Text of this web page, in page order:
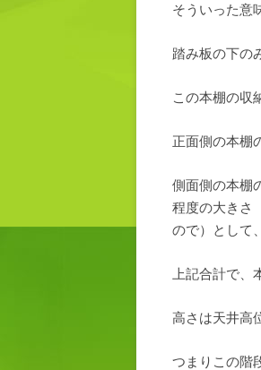
そういった意
踏み板の下の
この本棚の収
正面側の本棚
側面側の本棚
程度の大きさ
ので）として
上記合計で
高さは天井高
つまりこの階